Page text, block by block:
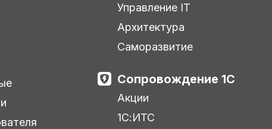
Управление IT
Архитектура
Саморазвитие
Сопровождение 1С
Акции
1С:ИТС